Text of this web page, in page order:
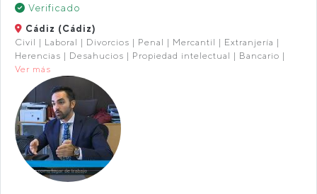
Verificado
Cádiz (Cádiz)
Civil | Laboral | Divorcios | Penal | Mercantil | Extranjería |
Herencias | Desahucios | Propiedad intelectual | Bancario |
Ver más